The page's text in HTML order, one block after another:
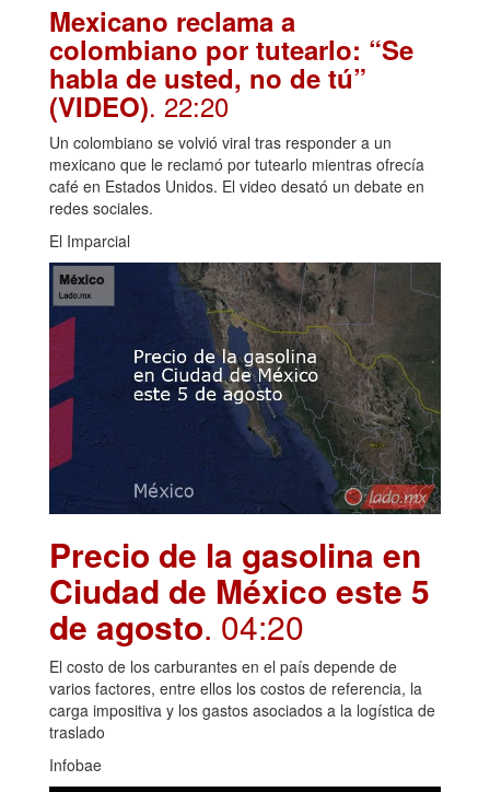
Mexicano reclama a
colombiano por tutearlo: “Se
habla de usted, no de tú”
(VIDEO). 22:20
Un colombiano se volvió viral tras responder a un
mexicano que le reclamó por tutearlo mientras ofrecía
café en Estados Unidos. El video desató un debate en
redes sociales.
El Imparcial
Precio de la gasolina en
Ciudad de México este 5
de agosto. 04:20
El costo de los carburantes en el país depende de
varios factores, entre ellos los costos de referencia, la
carga impositiva y los gastos asociados a la logística de
traslado
Infobae